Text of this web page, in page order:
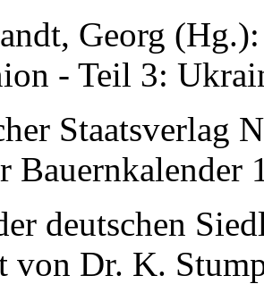
Georg
- Teil 3:
Staatsverlag
Bauernkalender
deutschen
von Dr. K.